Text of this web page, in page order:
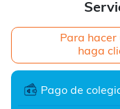
Para hacer
haga
Pago de